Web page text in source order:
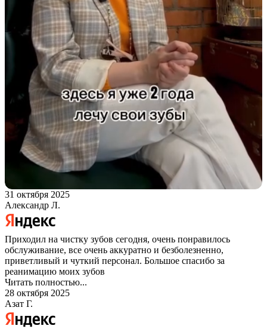
31 октября 2025
Александр Л.
Приходил на чистку зубов сегодня, очень понравилось
обслуживание, все очень аккуратно и безболезненно,
приветливый и чуткий персонал. Большое спасибо за
реанимацию моих зубов
Читать полностью...
28 октября 2025
Азат Г.